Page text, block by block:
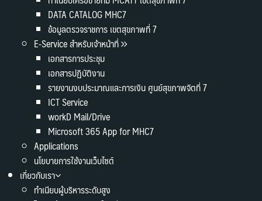
DATA CATALOG MHC7
ข้อมูลตรวจราชการ เขตสุขภาพที่ 7
E-Service สำหรับเจ้าหน้าที่
เอกสารการประชุม
เอกสารปฏิบัติงาน
รายงานงบประมาณและการเงิน ศูนย์สุขภาพจิตที่ 7
ICT Service
workD Mail/Drive
Microsoft 365 App for MHC7
Applications
นโยบายการใช้งานเว็บไซต์
เกี่ยวกับเรา
ทำเนียบผู้บริหารระดับสูง